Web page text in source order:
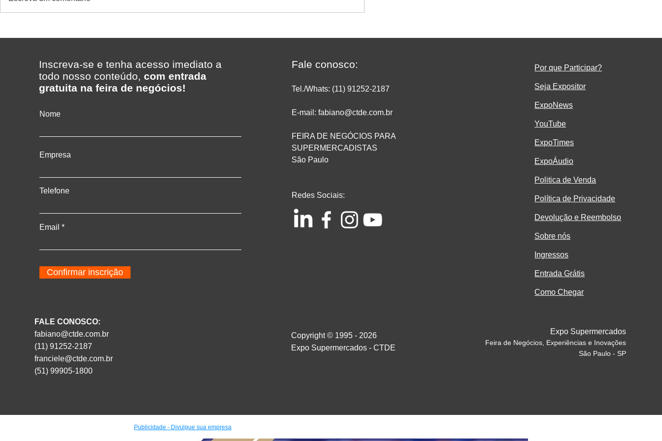
a operação completa de um
promoção deu lucro no
cliente destaca como a
Porto Alegre
Inscreva-se e tenha acesso imediato a
todo nosso conteúdo, com entrada
gratuita na feira de negócios!
Nome
Empresa
Telefone
Email
Confirmar inscrição
FALE CONOSCO:
fabiano@ctde.com.br
(11) 91252-2187
franciele@ctde.com.br
(51) 99905-1800
Fale conosco:
Tel./Whats: (11) 91252-2187
E-mail: fabiano@ctde.com.br
FEIRA DE NEGÓCIOS PARA
SUPERMERCADISTAS
São Paulo
Redes Sociais:
Copyright © 1995 - 2026
Expo Supermercados - CTDE
Por que Participar?
Seja Expositor
ExpoNews
YouTube
ExpoTimes
ExpoÁudio
Politica de Venda
Política de Privacidade
Devolução e Reembolso
Sobre nós
Ingressos
Entrada Grátis
Como Chegar
Expo Supermercados
Feira de Negócios, Experiências e Inovações
São Paulo - SP
Publicidade - Divulgue sua empresa